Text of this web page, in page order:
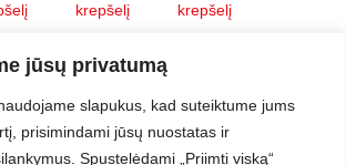
jūsų privatumą
slapukus, kad suteiktume jums
prisimindami jūsų nuostatas ir
Spustelėdami „Priimti viską“
-
krepšelį
skirtas
rinkinys -
Burneika
sports
113.00€
99.00€
PVM (21%)
krepšelį
rinkinys
– Burneika
sports
74.00€
64.00€